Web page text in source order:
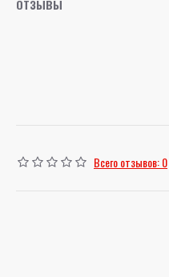
ОТЗЫВЫ
Всего отзывов: 0